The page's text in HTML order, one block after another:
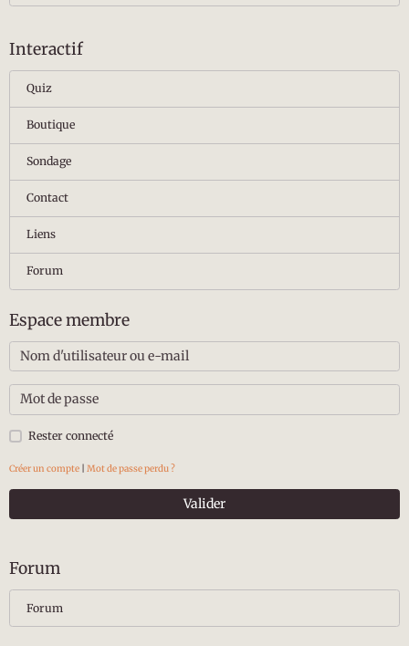
Interactif
Quiz
Boutique
Sondage
Contact
Liens
Forum
Espace membre
Rester connecté
Créer un compte | Mot de passe perdu ?
Valider
Forum
Forum